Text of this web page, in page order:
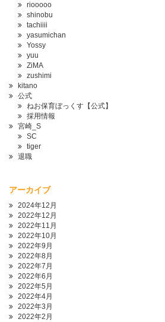
riooooo
shinobu
tachiiii
yasumichan
Yossy
yuu
ZiMA
zushimi
kitano
公式
ねお保育ぼっくす【公式】
採用情報
宮崎_S
SC
tiger
退職
アーカイブ
2024年12月
2022年12月
2022年11月
2022年10月
2022年9月
2022年8月
2022年7月
2022年6月
2022年5月
2022年4月
2022年3月
2022年2月